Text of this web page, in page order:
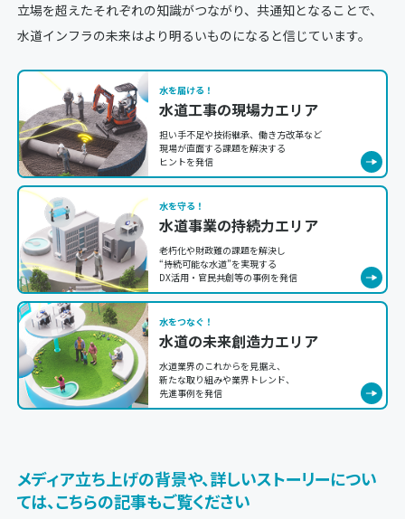
立場を超えたそれぞれの知識がつながり、共通知となることで、
水道インフラの未来はより明るいものになると信じています。
水を届ける！
水道工事の現場力エリア
担い手不足や技術継承、働き方改革など
現場が直面する課題を解決する
ヒントを発信
水を守る！
水道事業の持続力エリア
老朽化や財政難の課題を解決し
“持続可能な水道”を実現する
DX活用・官民共創等の事例を発信
水をつなぐ！
水道の未来創造力エリア
水道業界のこれからを見据え、
新たな取り組みや業界トレンド、
先進事例を発信
メディア立ち上げの背景や、詳しいストーリーについ
ては、こちらの記事もご覧ください